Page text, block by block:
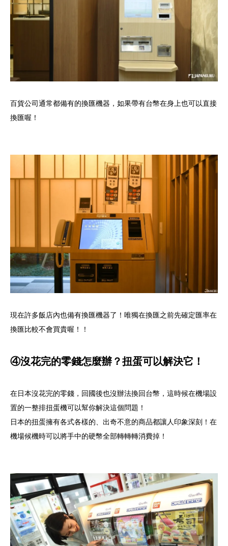
百貨公司通常都備有的換匯機器，如果帶有台幣在身上也可以直接
換匯喔！
現在許多飯店內也備有換匯機器了！唯獨在換匯之前先確定匯率在
換匯比較不會買貴喔！！
④沒花完的零錢怎麼辦？扭蛋可以解決它！
在日本沒花完的零錢，回國後也沒辦法換回台幣，這時候在機場設
置的一整排扭蛋機可以幫你解決這個問題！
日本的扭蛋擁有各式各樣的、出奇不意的商品都讓人印象深刻！在
機場候機時可以將手中的硬幣全部轉轉轉消費掉！